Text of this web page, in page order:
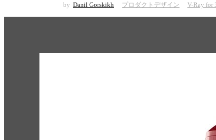
by Danil Gorskikh プロダクトデザイン V-Ray for